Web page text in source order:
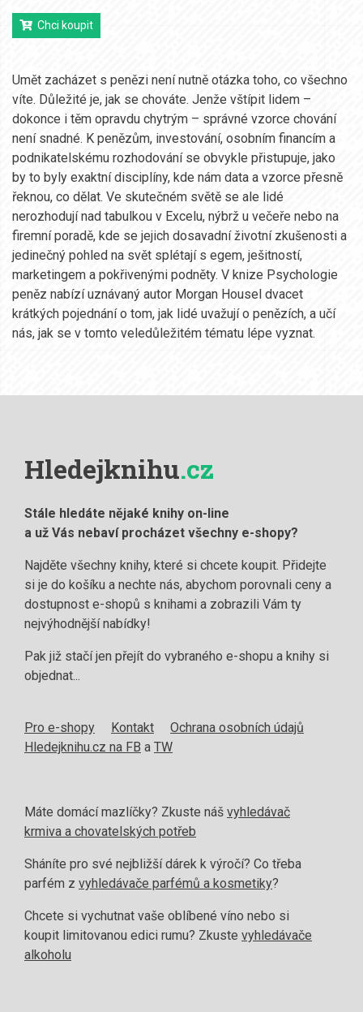
Chci koupit
Umět zacházet s penězi není nutně otázka toho, co všechno
víte. Důležité je, jak se chováte. Jenže vštípit lidem –
dokonce i těm opravdu chytrým – správné vzorce chování
není snadné. K penězům, investování, osobním financím a
podnikatelskému rozhodování se obvykle přistupuje, jako
by to byly exaktní disciplíny, kde nám data a vzorce přesně
řeknou, co dělat. Ve skutečném světě se ale lidé
nerozhodují nad tabulkou v Excelu, nýbrž u večeře nebo na
firemní poradě, kde se jejich dosavadní životní zkušenosti a
jedinečný pohled na svět splétají s egem, ješitností,
marketingem a pokřivenými podněty. V knize Psychologie
peněz nabízí uznávaný autor Morgan Housel dvacet
krátkých pojednání o tom, jak lidé uvažují o penězích, a učí
nás, jak se v tomto veledůležitém tématu lépe vyznat.
Hledejknihu.cz
Stále hledáte nějaké knihy on-line
a už Vás nebaví procházet všechny e-shopy?
Najděte všechny knihy, které si chcete koupit. Přidejte
si je do košíku a nechte nás, abychom porovnali ceny a
dostupnost e-shopů s knihami a zobrazili Vám ty
nejvýhodnější nabídky!
Pak již stačí jen přejít do vybraného e-shopu a knihy si
objednat...
Pro e-shopy Kontakt
Ochrana osobních údajů
Hledejknihu.cz na FB a TW
Máte domácí mazlíčky? Zkuste náš vyhledávač
krmiva a chovatelských potřeb
Sháníte pro své nejbližší dárek k výročí? Co třeba
parfém z vyhledávače parfémů a kosmetiky?
Chcete si vychutnat vaše oblíbené víno nebo si
koupit limitovanou edici rumu? Zkuste vyhledávače
alkoholu